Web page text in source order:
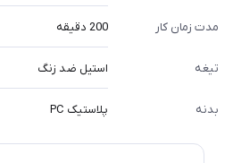
مدت زمان کار 200 دقیقه
تیغه استیل ضد زنگ
بدنه پلاستیک PC